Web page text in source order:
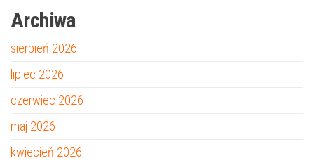
Archiwa
sierpień 2026
lipiec 2026
czerwiec 2026
maj 2026
kwiecień 2026